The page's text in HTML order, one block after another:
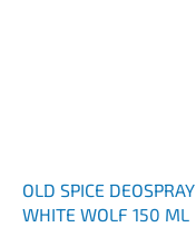
OLD SPICE DEOSPRAY
WHITE WOLF 150 ML